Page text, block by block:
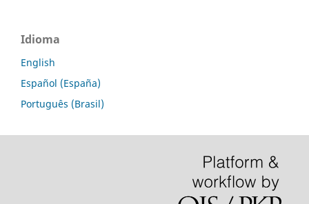
Idioma
English
Español (España)
Português (Brasil)